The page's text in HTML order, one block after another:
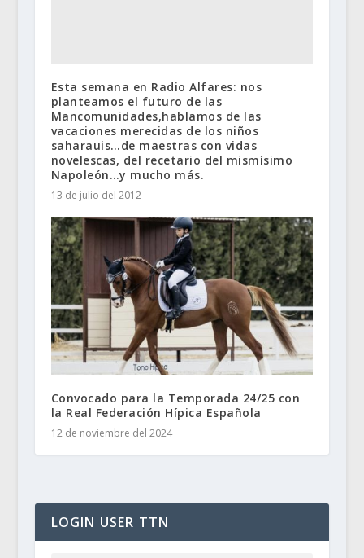
Esta semana en Radio Alfares: nos
planteamos el futuro de las
Mancomunidades,hablamos de las
vacaciones merecidas de los niños
saharauis…de maestras con vidas
novelescas, del recetario del mismísimo
Napoleón…y mucho más.
13 de julio del 2012
Convocado para la Temporada 24/25 con
la Real Federación Hípica Española
12 de noviembre del 2024
LOGIN USER TTN